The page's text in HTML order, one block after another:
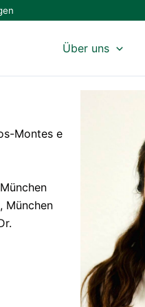
Über uns
Montes e
München